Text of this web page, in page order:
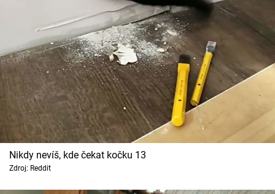
Nikdy nevíš, kde čekat kočku 13
Zdroj: Reddit